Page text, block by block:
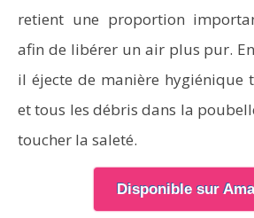
retient une proportion
afin de libérer un air plus pur.
il éjecte de manière hygiénique
et tous les débris dans la
toucher la saleté.
Disponible sur